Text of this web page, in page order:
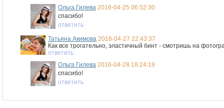
Ольга Гилева 2016-04-25 06:52:30
спасибо!
ответить
Татьяна Акимова 2016-04-27 22:43:37
Как все трогательно, эластичный бинт - смотришь на
ответить
Ольга Гилева 2016-04-28 18:24:19
спасибо!
ответить